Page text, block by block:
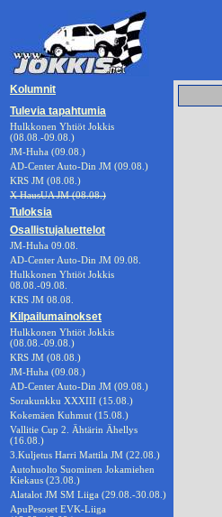
Kolumnit
Tulevia tapahtumia
Hulkkonen Yhtiöt Jokkis
(08.08.-09.08.)
JM-Huha (09.08.)
AD-Center Auto-Din JM (09.08.)
KRS JM (08.08.)
X HausUA JM (08.08.)
Tuloksia
Osallistujaluettelot
JM-Huha 09.08.
AD-Center Auto-Din JM 09.08.
Hulkkonen Yhtiöt Jokkis
08.08.-09.08.
KRS JM 08.08.
Kilpailumainokset
Hulkkonen Yhtiöt Jokkis
(08.08.-09.08.)
KRS JM (08.08.)
JM-Huha (09.08.)
AD-Center Auto-Din JM (09.08.)
Sorakunkku XXXIII (15.08.)
Kokemäen Kuhmut (15.08.)
Vallitie Cup 2. Ähtärin Ähellys
(16.08.)
3.Kuljetus Harri Mattila JM (22.08.)
Autohuolto Suominen Jokamiehen
Kiekaus (23.08.)
Alatalot JM SM Liiga (29.08.-30.08.)
ApuPesoset EVK-Liiga